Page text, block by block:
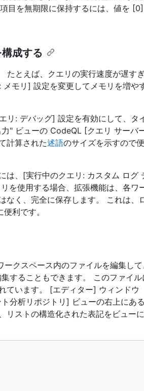
目を無期限に保持するには、値を
成する
とえば、クエリの実行速度が遅す
モリ] 設定を変更してメモリを増や
リ: デバッグ] 設定を有効にして、タ
" ビューの CodeQL [クエリ サーバ
計算された述語のサイズを示すので
は、[実行中のクエリ: カスタム ログ
を使用する場合、拡張機能は、各ワ
なく、完全に保存します。 これは、
利です。
ークスペース内のファイルを編集して
することもできます。 このファイ
ています。 [エディター] ウィンドウ
分析リポジトリ] ビューの右上にある
リストの構造化された表記をビュー